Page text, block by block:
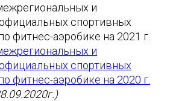
и
спортивных
фитнес-аэробике на 2021 г.
и
спортивных
фитнес-аэробике на 2020 г.